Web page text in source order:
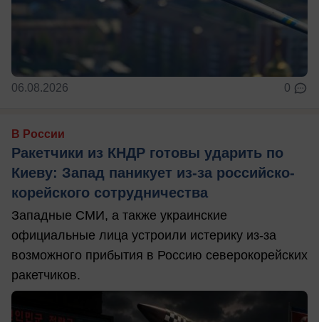
06.08.2026 0
В России
Ракетчики из КНДР готовы ударить по
Киеву: Запад паникует из-за российско-
корейского сотрудничества
Западные СМИ, а также украинские
официальные лица устроили истерику из-за
возможного прибытия в Россию северокорейских
ракетчиков.